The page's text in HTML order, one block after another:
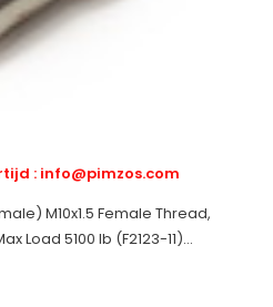
: info@pimzos.com
M10x1.5 Female Thread,
Load 5100 lb (F2123-11)...